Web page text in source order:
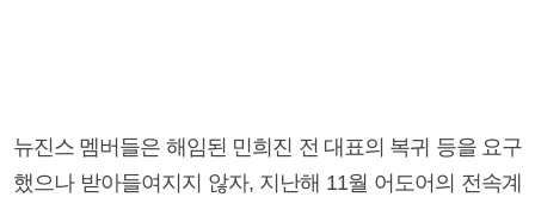
뉴진스 멤버들은 해임된 민희진 전 대표의 복귀 등을 요구
했으나 받아들여지지 않자, 지난해 11월 어도어의 전속계